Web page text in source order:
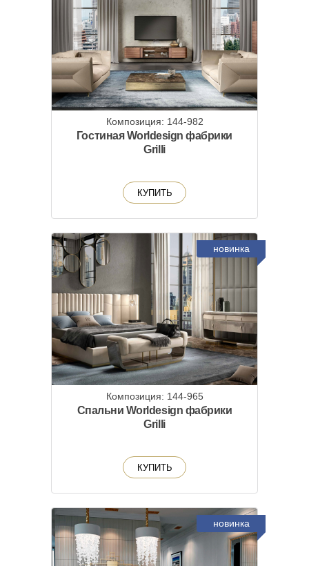
Композиция: 144-982
Гостиная Worldesign фабрики
Grilli
КУПИТЬ
новинка
Композиция: 144-965
Cпальни Worldesign фабрики
Grilli
КУПИТЬ
новинка